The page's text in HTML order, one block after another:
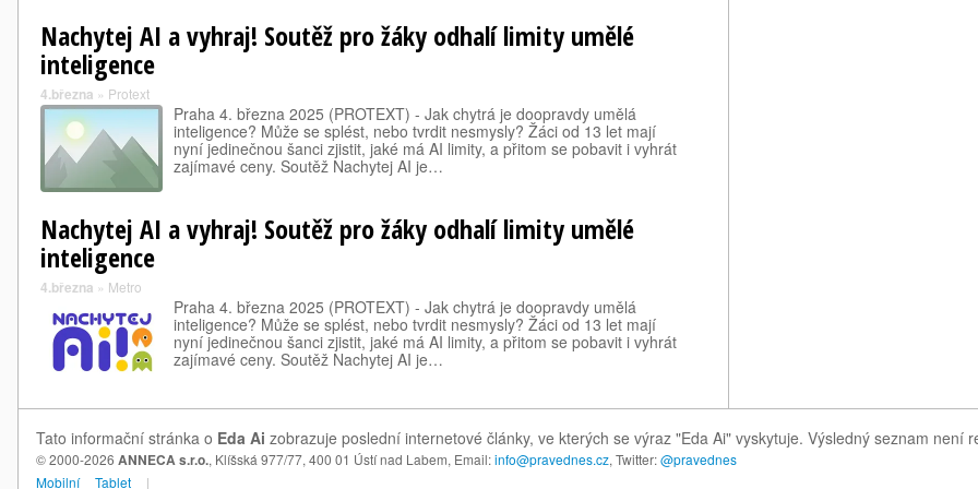
Nachytej AI a vyhraj! Soutěž pro žáky odhalí limity umělé
inteligence
4.března » Protext
Praha 4. března 2025 (PROTEXT) - Jak chytrá je doopravdy umělá
inteligence? Může se splést, nebo tvrdit nesmysly? Žáci od 13 let mají
nyní jedinečnou šanci zjistit, jaké má AI limity, a přitom se pobavit i vyhrát
zajímavé ceny. Soutěž Nachytej AI je…
Nachytej AI a vyhraj! Soutěž pro žáky odhalí limity umělé
inteligence
4.března » Metro
Praha 4. března 2025 (PROTEXT) - Jak chytrá je doopravdy umělá
inteligence? Může se splést, nebo tvrdit nesmysly? Žáci od 13 let mají
nyní jedinečnou šanci zjistit, jaké má AI limity, a přitom se pobavit i vyhrát
zajímavé ceny. Soutěž Nachytej AI je…
Tato informační stránka o Eda Ai zobrazuje poslední internetové články, ve kterých se výraz "Eda Ai" vyskytuje. Výsledný seznam není
© 2000-2026 ANNECA s.r.o., Klíšská 977/77, 400 01 Ústí nad Labem, Email:info@pravednes.cz, Twitter:@pravednes
Mobilní
Tablet |